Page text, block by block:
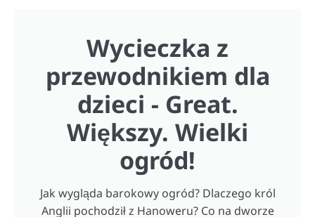
Wycieczka z
przewodnikiem dla
dzieci - Great.
Większy. Wielki
ogród!
Jak wygląda barokowy ogród? Dlaczego król
Anglii pochodził z Hanoweru? Co na dworze